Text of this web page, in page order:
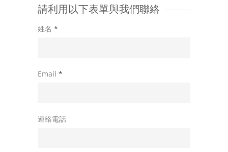
請利用以下表單與我們聯絡
姓名 *
Email *
連絡電話